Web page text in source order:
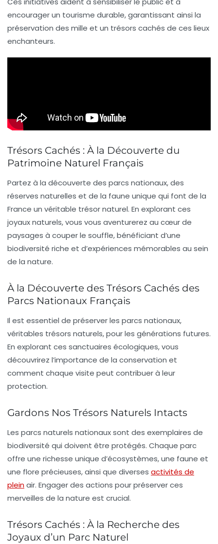
encourager un tourisme durable, garantissant ainsi la
préservation des mille et un trésors cachés de ces lieux
enchanteurs.
Trésors Cachés : À la Découverte du
Patrimoine Naturel Français
Partez à la découverte des parcs nationaux, des
réserves naturelles et de la faune unique qui font de la
France un véritable trésor naturel. En explorant ces
joyaux naturels, vous vous aventurerez au cœur de
paysages à couper le souffle, bénéficiant d’une
biodiversité riche et d’expériences mémorables au sein
de la nature.
À la Découverte des Trésors Cachés des
Parcs Nationaux Français
Il est essentiel de préserver les parcs nationaux,
véritables trésors naturels, pour les générations futures.
En explorant ces sanctuaires écologiques, vous
découvrirez l’importance de la conservation et
comment chaque visite peut contribuer à leur
protection.
Gardons Nos Trésors Naturels Intacts
Les parcs naturels nationaux sont des exemplaires de
biodiversité qui doivent être protégés. Chaque parc
offre une richesse unique d’écosystèmes, une faune et
une flore précieuses, ainsi que diverses activités de
pleinair. Engager des actions pour préserver ces
merveilles de la nature est crucial.
Trésors Cachés : À la Recherche des
Joyaux d’un Parc Naturel